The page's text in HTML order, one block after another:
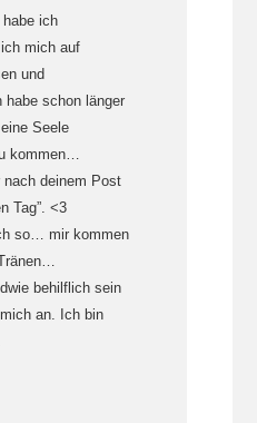
ich
mich auf
und
habe schon länger
Seele
kommen…
deinem Post
Tag”. <3
so… mir kommen
behilflich sein
an. Ich bin